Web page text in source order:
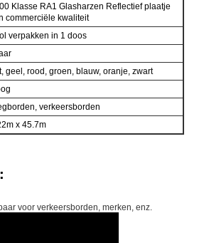
Klasse RA1 Glasharzen Reflectief plaatje
commerciële kwaliteit
verpakken in 1 doos
geel, rood, groen, blauw, oranje, zwart
verkeersborden
x 45.7m
voor verkeersborden, merken, enz.